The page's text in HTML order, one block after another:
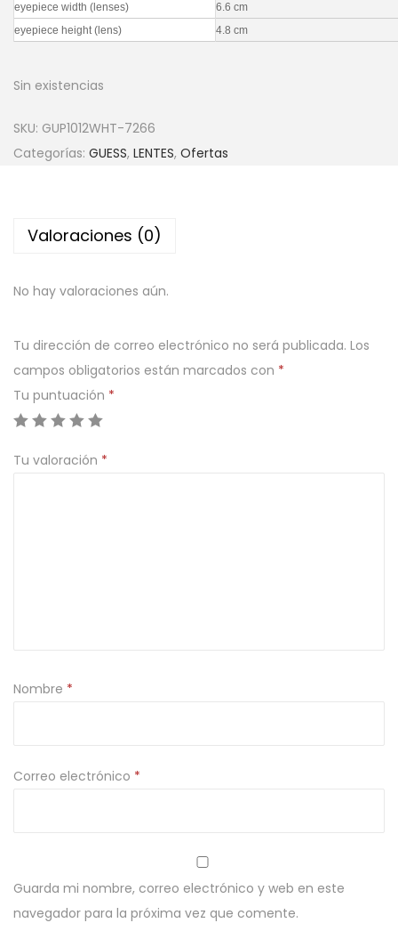
eyepiece width (lenses)
6.6 cm
eyepiece height (lens)
4.8 cm
Sin existencias
SKU: GUP1012WHT-7266
Categorías: GUESS, LENTES, Ofertas
Valoraciones (0)
No hay valoraciones aún.
Tu dirección de correo electrónico no será publicada. Los
campos obligatorios están marcados con *
Tu puntuación *
Tu valoración *
Nombre *
Correo electrónico *
Guarda mi nombre, correo electrónico y web en este
navegador para la próxima vez que comente.